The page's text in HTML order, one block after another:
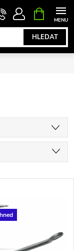
HLEDAT
NÁKUPNÍ
KOŠÍK